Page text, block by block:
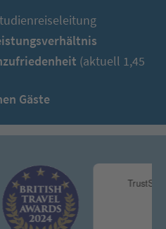
(aktuell 1,45
Gäste